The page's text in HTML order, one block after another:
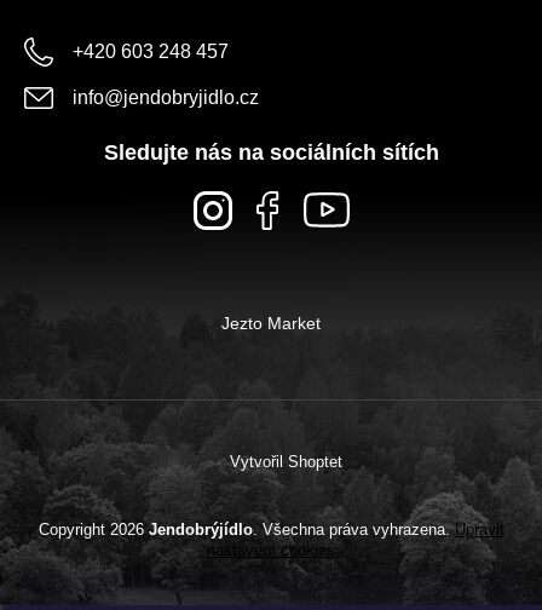
+420 603 248 457
info@jendobryjidlo.cz
Sledujte nás na sociálních sítích
Jezto Market
Vytvořil Shoptet
Copyright 2026Jendobrýjídlo. Všechna práva vyhrazena.Upravit
nastavení cookies